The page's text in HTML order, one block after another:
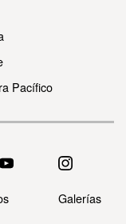
Pacífico
Galerías